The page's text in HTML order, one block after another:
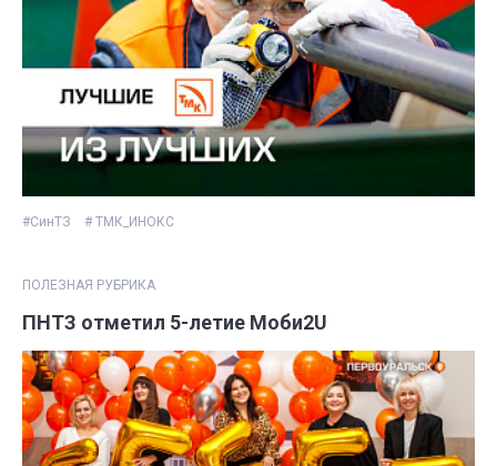
#СинТЗ # ТМК_ИНОКС
ПОЛЕЗНАЯ РУБРИКА
ПНТЗ отметил 5-летие Моби2U